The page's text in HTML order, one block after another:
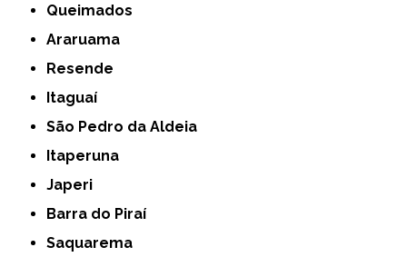
Queimados
Araruama
Resende
Itaguaí
São Pedro da Aldeia
Itaperuna
Japeri
Barra do Piraí
Saquarema